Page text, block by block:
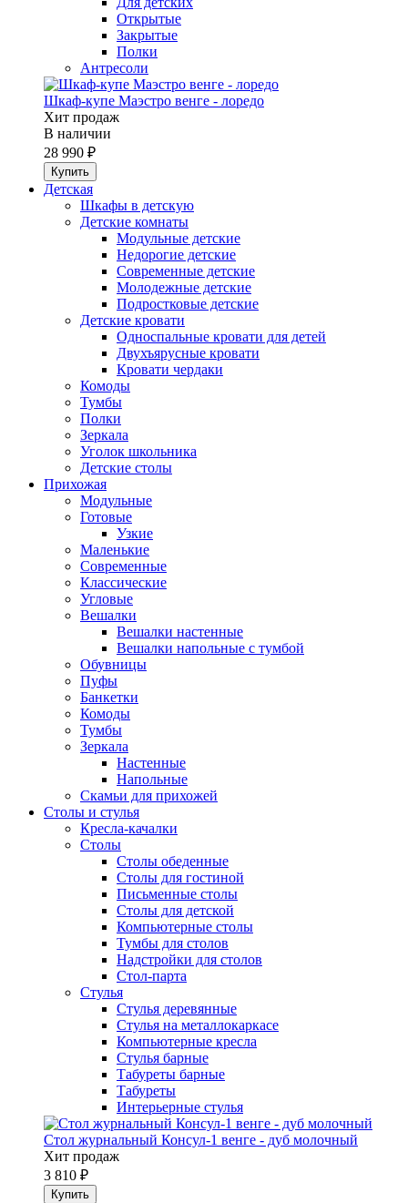
Открытые
Закрытые
Полки
Антресоли
Шкаф-купе Маэстро венге - лоредо
Хит продаж
В наличии
28 990 ₽
Детская
Шкафы в детскую
Детские комнаты
Модульные детские
Недорогие детские
Современные детские
Молодежные детские
Подростковые детские
Детские кровати
Односпальные кровати для детей
Двухъярусные кровати
Кровати чердаки
Комоды
Тумбы
Полки
Зеркала
Уголок школьника
Детские столы
Прихожая
Модульные
Готовые
Узкие
Маленькие
Современные
Классические
Угловые
Вешалки
Вешалки настенные
Вешалки напольные с тумбой
Обувницы
Пуфы
Банкетки
Комоды
Тумбы
Зеркала
Настенные
Напольные
Скамьи для прихожей
Столы и стулья
Кресла-качалки
Столы
Столы обеденные
Столы для гостиной
Письменные столы
Столы для детской
Компьютерные столы
Тумбы для столов
Надстройки для столов
Стол-парта
Стулья
Стулья деревянные
Стулья на металлокаркасе
Компьютерные кресла
Стулья барные
Табуреты барные
Табуреты
Интерьерные стулья
Стол журнальный Консул-1 венге - дуб молочный
Хит продаж
3 810 ₽